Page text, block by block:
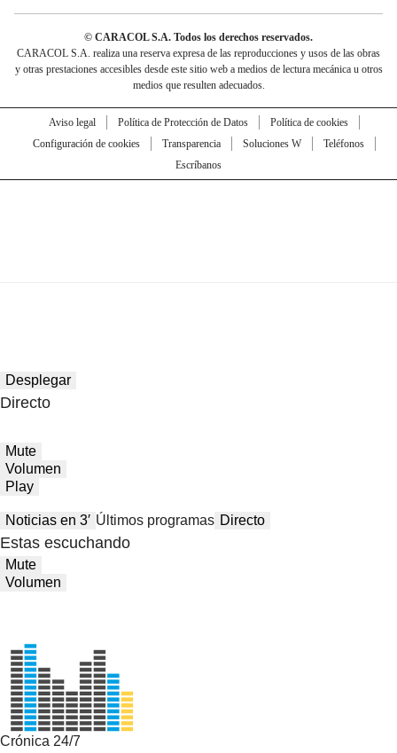
© CARACOL S.A. Todos los derechos reservados.
CARACOL S.A. realiza una reserva expresa de las reproducciones y usos de las obras
y otras prestaciones accesibles desde este sitio web a medios de lectura mecánica u otros
medios que resulten adecuados.
Aviso legal Política de Protección de Datos
Política de cookies
Configuración de cookies
Transparencia Soluciones W
Teléfonos
Escríbanos
Desplegar
Directo
Mute
Volumen
Play
Noticias en 3′ Últimos programas Directo
Estas escuchando
Mute
Volumen
Crónica 24/7